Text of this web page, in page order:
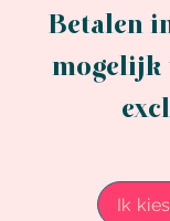
Betalen
mogelijk
Ik